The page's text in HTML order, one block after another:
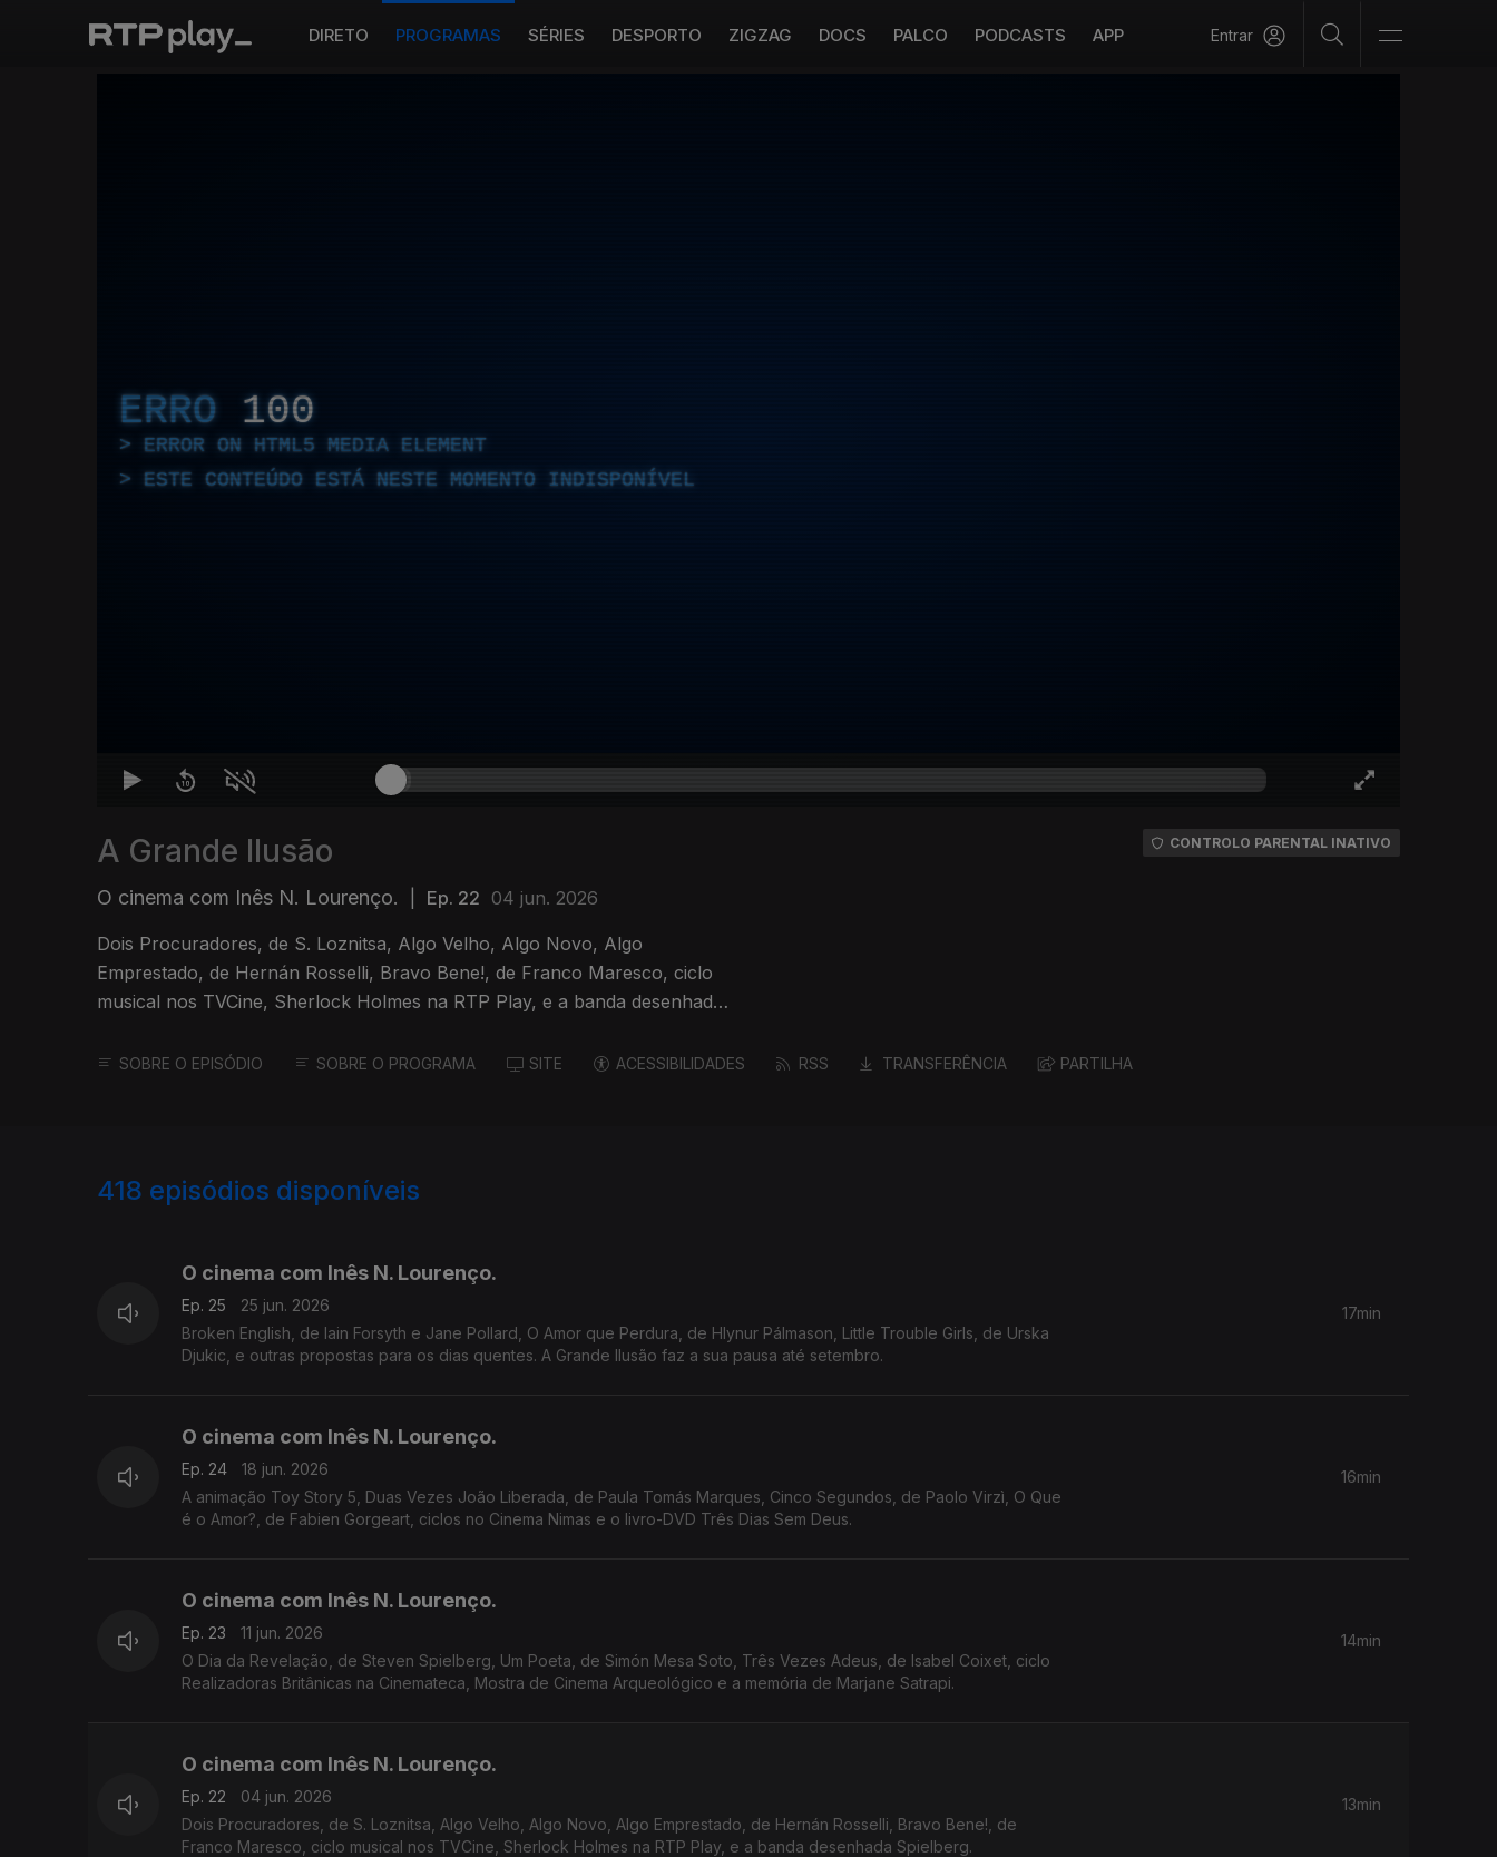
DIRETO PROGRAMAS SÉRIES DESPORTO ZIGZAG DOCS PALCO PODCASTS APP Entrar
ERRO 100
ERROR ON HTML5 MEDIA ELEMENT
ESTE CONTEÚDO ESTÁ NESTE MOMENTO INDISPONÍVEL
A Grande Ilusão
O cinema com Inês N. Lourenço. Ep. 22 04 jun. 2026
Dois Procuradores, de S. Loznitsa, Algo Velho, Algo Novo, Algo
Emprestado, de Hernán Rosselli, Bravo Bene!, de Franco Maresco, ciclo
musical nos TVCine, Sherlock Holmes na RTP Play, e a banda desenhada
CONTROLO PARENTAL INATIVO
SOBRE O EPISÓDIO SOBRE O PROGRAMA SITE ACESSIBILIDADES RSS TRANSFERÊNCIA PARTILHA
418 episódios disponíveis
O cinema com Inês N. Lourenço.
Ep. 25
25 jun. 2026
Broken English, de Iain Forsyth e Jane Pollard, O Amor que Perdura, de Hlynur Pálmason, Little Trouble Girls, de Urska
Djukic, e outras propostas para os dias quentes. A Grande Ilusão faz a sua pausa até setembro.
17min
O cinema com Inês N. Lourenço.
Ep. 24
18 jun. 2026
A animação Toy Story 5, Duas Vezes João Liberada, de Paula Tomás Marques, Cinco Segundos, de Paolo Virzì, O Que
é o Amor?, de Fabien Gorgeart, ciclos no Cinema Nimas e o livro-DVD Três Dias Sem Deus.
16min
O cinema com Inês N. Lourenço.
Ep. 23
11 jun. 2026
O Dia da Revelação, de Steven Spielberg, Um Poeta, de Simón Mesa Soto, Três Vezes Adeus, de Isabel Coixet, ciclo
Realizadoras Britânicas na Cinemateca, Mostra de Cinema Arqueológico e a memória de Marjane Satrapi.
14min
O cinema com Inês N. Lourenço.
Ep. 22
04 jun. 2026
Dois Procuradores, de S. Loznitsa, Algo Velho, Algo Novo, Algo Emprestado, de Hernán Rosselli, Bravo Bene!, de
Franco Maresco, ciclo musical nos TVCine, Sherlock Holmes na RTP Play, e a banda desenhada Spielberg.
13min